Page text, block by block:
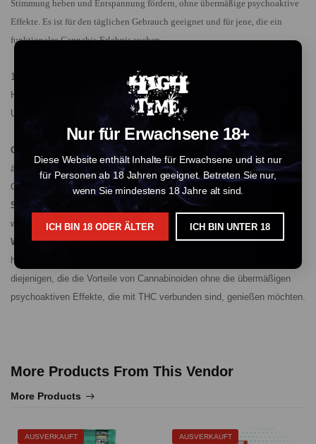
Nur für Erwachsene 18+
Diese Website enthält Inhalte für Erwachsene und ist nur
für Personen ab 18 Jahren geeignet. Betreten Sie nur,
wenn Sie mindestens 18 Jahre alt sind.
ICH BIN 18 ODER ÄLTER ICH BIN UNTER 18
Stimmung heben und Entspannung fördern, ohne übermäßige psychoaktive
Effekte. Es ist für den täglichen Gebrauch geeignet und für jene, die ein
funktionales Cannabis-Erlebnis suchen.
10-OH-HHC weist einige Ähnlichkeiten mit THC auf, dem
Hauptpsychoaktiven Wirkstoff in Cannabis. Es gibt jedoch signifikante
Unterschiede:
Chemische Struktur:
Sowohl 10-OH-HHC als auch THC haben eine
ähnliche Grundstruktur, aber die Zugabe einer Hydroxylgruppe zu 10-
OH-HHC verändert seine Stabilität und Wirkung.
Stabilität:
10-OH-HHC ist stabiler als THC, was bedeutet, dass es
weniger schnell abgebaut wird und seine Potenz über die Zeit beibehält.
Wirkungen: Nutzer berichten oft, dass 10-OH-HHC ein sanfteres,
helleres High im Vergleich zu THC bietet. Das macht es geeignet für
diejenigen, die die Vorteile von Cannabinoiden ohne die übermäßigen
psychoaktiven Effekte, die mit THC verbunden sind, genießen möchten.
More Products From This Vendor
More Products
AUSVERKAUFT AUSVERKAUFT